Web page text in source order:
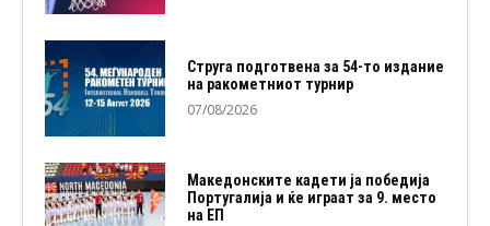
Струга подготвена за 54-то издание
на ракометниот турнир
07/08/2026
Македонските кадети ја победија
Португалија и ќе играат за 9. место
на ЕП